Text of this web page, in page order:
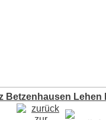
Betzenhausen Lehen